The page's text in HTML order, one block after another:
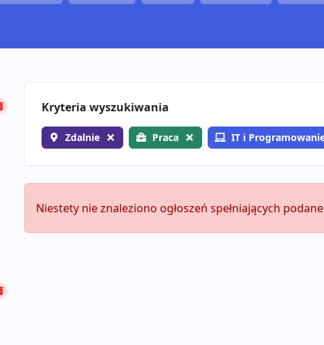
Kryteria wyszukiwania
Zdalnie Praca IT i
Niestety nie znaleziono ogłoszeń spełniających